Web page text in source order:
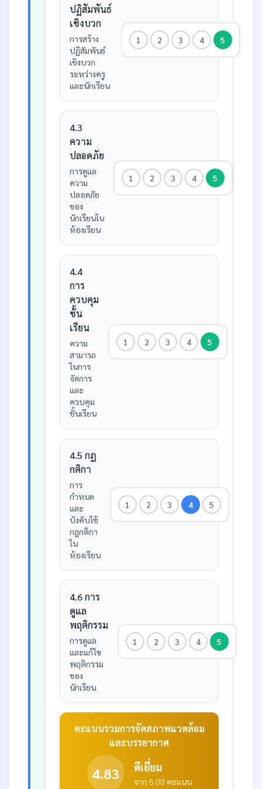
ปฏิสัมพันธ์
เชิงบวก
การสร้าง
ปฏิสัมพันธ์
เชิงบวก
ระหว่างครู
และนักเรียน
1 2 3 4 5
4.3
ความ
ปลอดภัย
การดูแล
ความ
ปลอดภัย
ของ
นักเรียนใน
ห้องเรียน
1 2 3 4 5
4.4
การ
ควบคุม
ชั้น
เรียน
ความ
สามารถ
ในการ
จัดการ
และ
ควบคุม
ชั้นเรียน
1 2 3 4 5
4.5 กฎ
กติกา
การ
กำหนด
และ
บังคับใช้
กฎกติกา
ใน
ห้องเรียน
1 2 3 4 5
4.6 การ
ดูแล
พฤติกรรม
การดูแล
และแก้ไข
พฤติกรรม
ของ
นักเรียน
1 2 3 4 5
คะแนนรวมการจัดสภาพแวดล้อม
และบรรยากาศ
4.83 ดีเยี่ยม
จาก 5.00 คะแนน